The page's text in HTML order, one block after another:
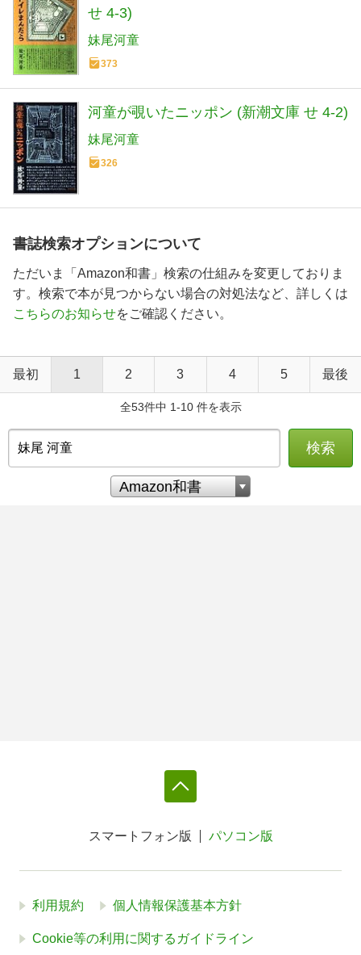
せ 4-3)
妹尾河童
373
河童が覗いたニッポン (新潮文庫 せ 4-2)
妹尾河童
326
書誌検索オプションについて
ただいま「Amazon和書」検索の仕組みを変更しておりま
す。検索で本が見つからない場合の対処法など、詳しくは
こちらのお知らせをご確認ください。
最初 1 2 3 4 5 最後
全53件中 1-10 件を表示
検索
スマートフォン版 パソコン版
利用規約 個人情報保護基本方針
Cookie等の利用に関するガイドライン